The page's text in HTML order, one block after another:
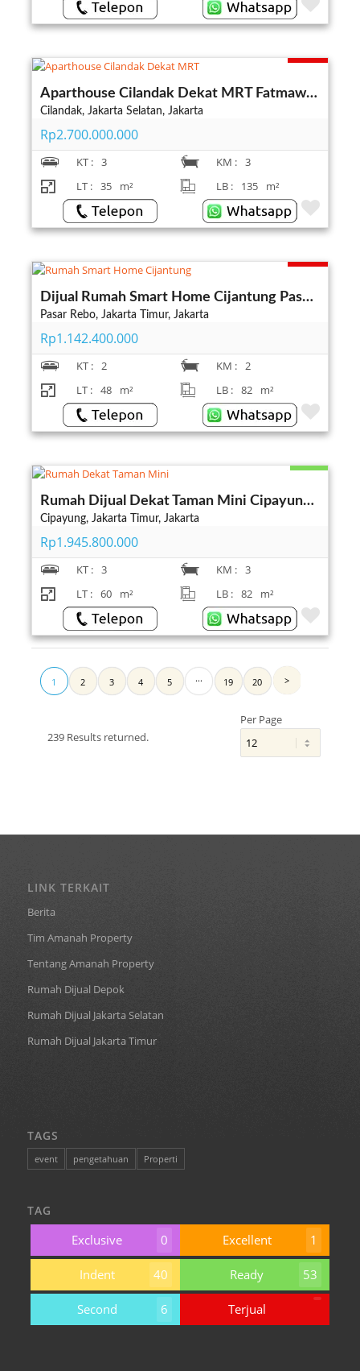
Aparthouse Cilandak Dekat MRT Fatmawati Jakarta Selatan
Cilandak, Jakarta Selatan, Jakarta
Rp2.700.000.000
KT : 3 KM : 3
LT : 35 m² LB : 135 m²
Dijual Rumah Smart Home Cijantung Pasar Rebo Jakarta Timur
Pasar Rebo, Jakarta Timur, Jakarta
Rp1.142.400.000
KT : 2 KM : 2
LT : 48 m² LB : 82 m²
Rumah Dijual Dekat Taman Mini Cipayung Jakarta Timur 2 Lantai
Cipayung, Jakarta Timur, Jakarta
Rp1.945.800.000
KT : 3 KM : 3
LT : 60 m² LB : 82 m²
1 2 3 4 5 ... 19 20
239 Results returned.
Per Page
LINK TERKAIT
Berita
Tim Amanah Property
Tentang Amanah Property
Rumah Dijual Depok
Rumah Dijual Jakarta Selatan
Rumah Dijual Jakarta Timur
TAGS
event pengetahuan Properti
TAG
Exclusive 0 Excellent 1
Indent 40 Ready 53
Second 6 Terjual